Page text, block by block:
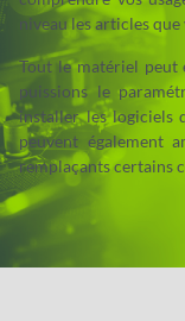
niveau les articles que
Tout le matériel peut
puissions le
installer les logiciels
peuvent également
remplaçants certains